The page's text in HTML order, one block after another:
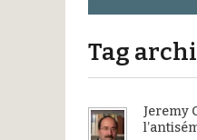
Tag
Jeremy